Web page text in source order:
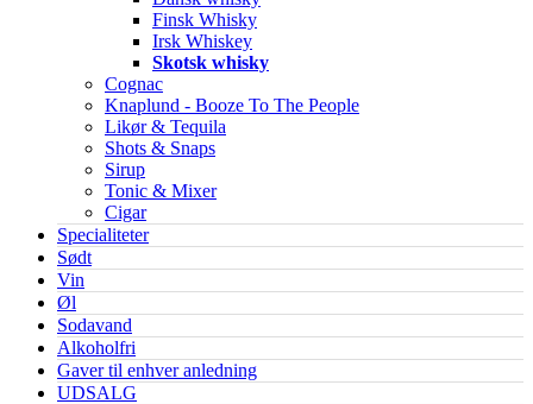
Finsk Whisky
Irsk Whiskey
Skotsk whisky
Cognac
Knaplund - Booze To The People
Likør & Tequila
Shots & Snaps
Sirup
Tonic & Mixer
Cigar
Specialiteter
Sødt
Vin
Øl
Sodavand
Alkoholfri
Gaver til enhver anledning
UDSALG